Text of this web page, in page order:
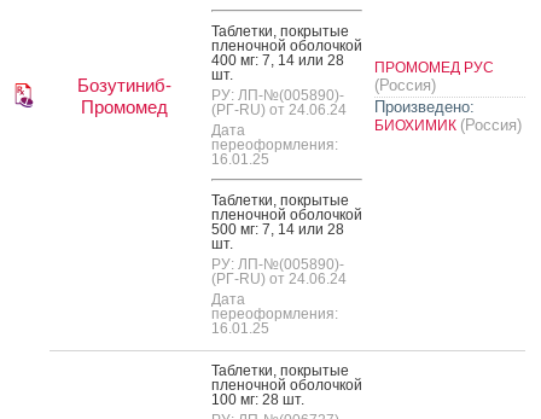
Бозутиниб-
Промомед
Таб­летки, пок­ры­тые
пле­ноч­ной обо­лоч­кой
400 мг: 7, 14 или 28
шт.
РУ: ЛП-№(005890)-
(РГ-RU) от 24.06.24
Дата
переоформления:
16.01.25
Таб­летки, пок­ры­тые
пле­ноч­ной обо­лоч­кой
500 мг: 7, 14 или 28
шт.
РУ: ЛП-№(005890)-
(РГ-RU) от 24.06.24
Дата
переоформления:
16.01.25
ПРОМОМЕД РУС
(Россия)
Произведено:
БИОХИМИК (Россия)
Таб­летки, пок­ры­тые
пле­ноч­ной обо­лоч­кой
100 мг: 28 шт.